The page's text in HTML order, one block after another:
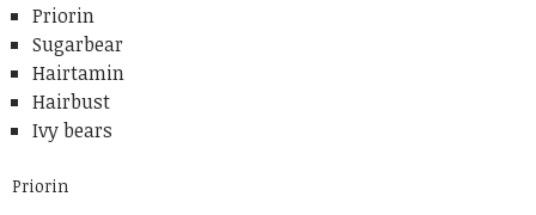
Priorin
Sugarbear
Hairtamin
Hairbust
Ivy bears
Priorin